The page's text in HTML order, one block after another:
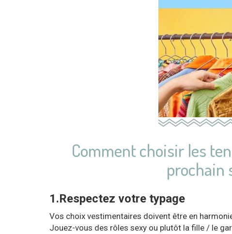
Comment choisir les
prochain
1.Respectez votre typage⁣
Vos choix vestimentaires doivent être en
Jouez-vous des rôles sexy ou plutôt la fille / le